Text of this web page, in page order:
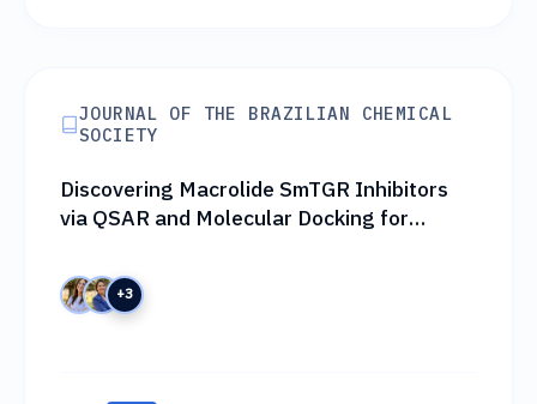
JOURNAL OF THE BRAZILIAN CHEMICAL
SOCIETY
Discovering Macrolide SmTGR Inhibitors
via QSAR and Molecular Docking for
+3